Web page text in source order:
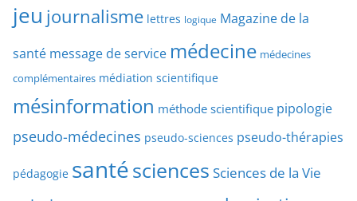
d
’
a
i
c
e
t
e
jeu journalisme lettres logique Magazine de la
santé message de service médecine médecines
complémentaires médiation scientifique
mésinformation méthode scientifique pipologie
pseudo-médecines pseudo-sciences pseudo-thérapies
pédagogie santésciences Sciences de la Vie